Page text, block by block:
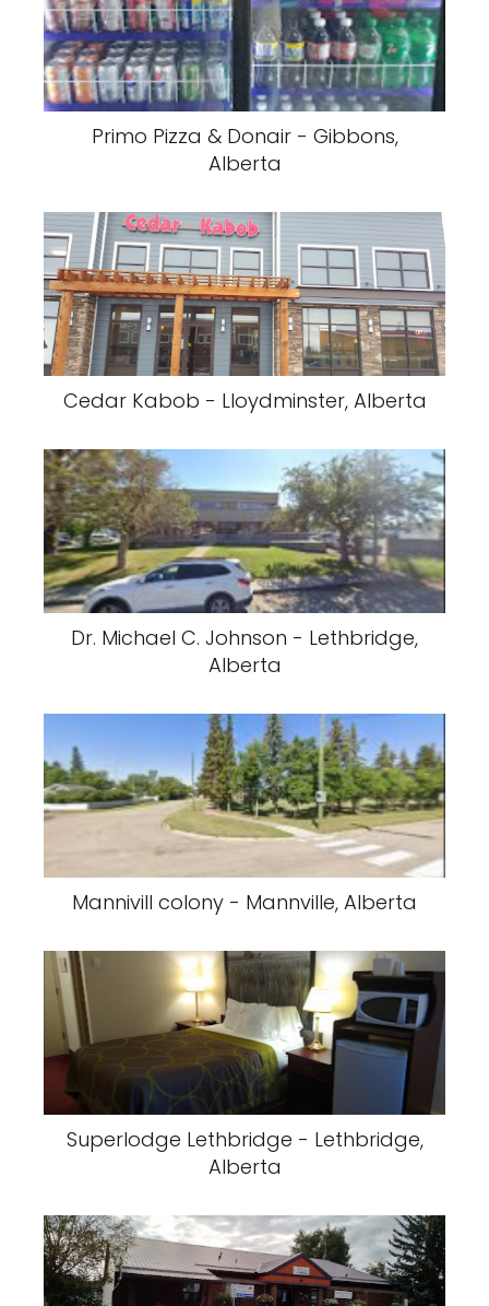
Primo Pizza & Donair - Gibbons,
Alberta
Cedar Kabob - Lloydminster, Alberta
Dr. Michael C. Johnson - Lethbridge,
Alberta
Mannivill colony - Mannville, Alberta
Superlodge Lethbridge - Lethbridge,
Alberta